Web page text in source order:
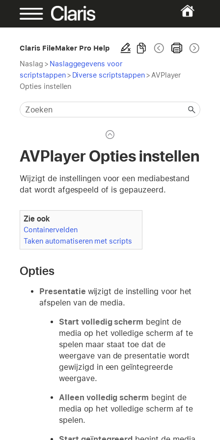
Claris FileMaker Pro Help
Naslag > Naslaggegevens voor
scriptstappen > Diverse scriptstappen> AVPlayer
Opties instellen
AVPlayer Opties instellen
Wijzigt de instellingen voor een mediabestand
dat wordt afgespeeld of is gepauzeerd.
Zie ook
Containervelden
Taken automatiseren met scripts
Opties
Presentatie wijzigt de instelling voor het
afspelen van de media.
Start volledig scherm begint de
media op het volledige scherm af te
spelen maar staat toe dat de
weergave van de presentatie wordt
gewijzigd in een geïntegreerde
weergave.
Alleen volledig scherm begint de
media op het volledige scherm af te
spelen.